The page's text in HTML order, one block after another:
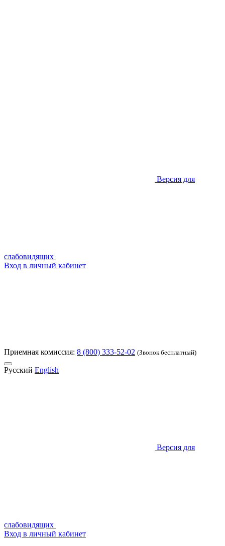
Версия для
слабовидящих
Вход в личный кабинет
Приемная комиссия: 8 (800) 333-52-02 (Звонок бесплатный)
Русский English
Версия для
слабовидящих
Вход в личный кабинет